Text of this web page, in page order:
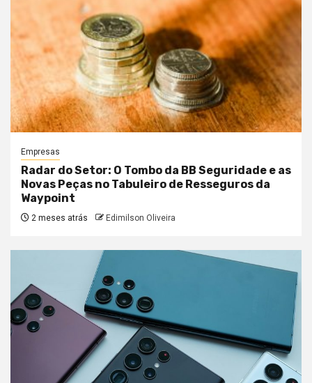
Empresas
Radar do Setor: O Tombo da BB Seguridade e as
Novas Peças no Tabuleiro de Resseguros da
Waypoint
2 meses atrás Edimilson Oliveira